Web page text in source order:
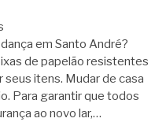
em Santo André?
de papelão resistentes
itens. Mudar de casa
Para garantir que todos
ao novo lar,…